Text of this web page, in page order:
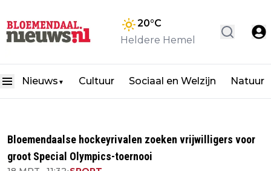
20°C
Heldere Hemel
Nieuws ▼ Cultuur Sociaal en Welzijn Natuur
Bloemendaalse hockeyrivalen zoeken vrijwilligers voor
groot Special Olympics-toernooi